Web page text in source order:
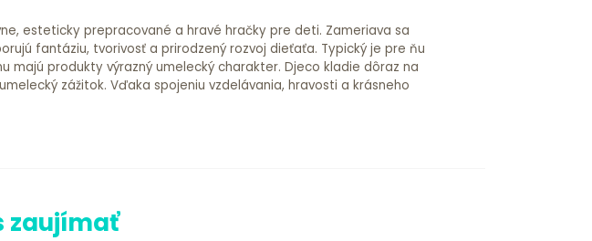
esteticky prepracované a hravé hračky pre deti. Zameriava sa
fantáziu, tvorivosť a prirodzený rozvoj dieťaťa. Typický je pre ňu
produkty výrazný umelecký charakter. Djeco kladie dôraz na
zážitok. Vďaka spojeniu vzdelávania, hravosti a krásneho
zaujímať